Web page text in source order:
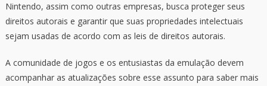
Nintendo, assim como outras empresas, busca proteger seus
direitos autorais e garantir que suas propriedades intelectuais
sejam usadas de acordo com as leis de direitos autorais.
A comunidade de jogos e os entusiastas da emulação devem
acompanhar as atualizações sobre esse assunto para saber mais